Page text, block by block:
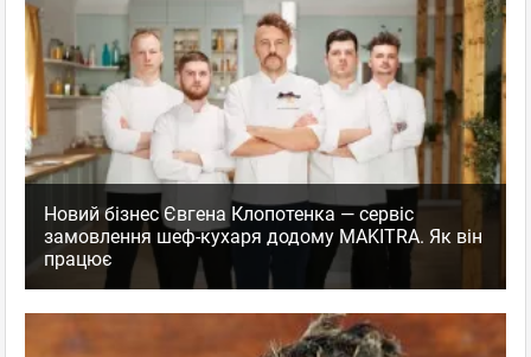
Новий бізнес Євгена Клопотенка — сервіс
замовлення шеф-кухаря додому MAKITRA. Як він
працює